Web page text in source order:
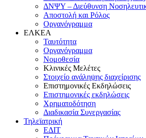
ΔΝΨΥ – Διεύθυνση
Αποστολή και Ρόλος
Οργανόγραμμα
ΕΛΚΕΑ
Ταυτότητα
Οργανόγραμμα
Νομοθεσία
Κλινικές Μελέτες
Στοιχείο ανάληψης διαχείρισης
Επιστημονικές Εκδηλώσεις
Επιστημονικές εκδηλώσεις
Χρηματοδότηση
Διαδικασία Συνεργασίας
Τηλεϊατρική
ΕΔΙΤ